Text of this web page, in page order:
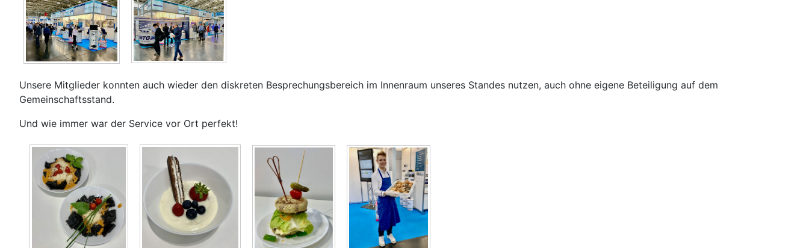
Unsere Mitglieder konnten auch wieder den diskreten Besprechungsbereich im Innenraum unseres Standes nutzen, auch ohne eigene Beteiligung auf dem
Gemeinschaftsstand.
Und wie immer war der Service vor Ort perfekt!